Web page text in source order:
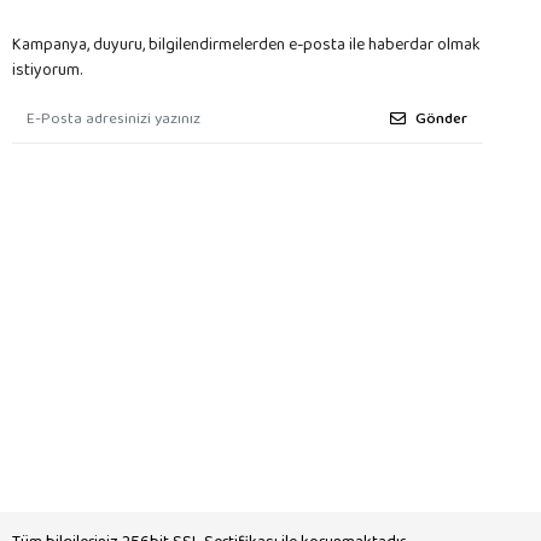
Kampanya, duyuru, bilgilendirmelerden e-posta ile haberdar olmak
istiyorum.
Gönder